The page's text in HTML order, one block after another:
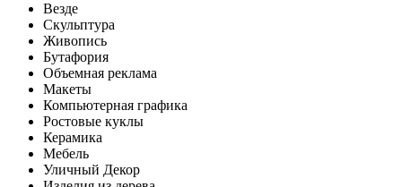
Везде
Скульптура
Живопись
Бутафория
Объемная реклама
Макеты
Компьютерная графика
Ростовые куклы
Керамика
Мебель
Уличный Декор